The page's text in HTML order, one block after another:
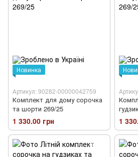
Новинка
Артикул: 90282-00000042759
Комплект для дому сорочка
та шорти 269/25
1 330.00 грн 1